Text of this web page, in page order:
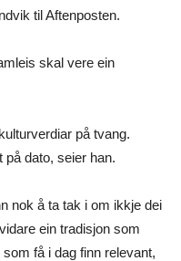
til Aftenposten.
skal vere ein
på tvang.
på dato, seier han.
nok å ta tak i om ikkje dei
ein tradisjon som
få i dag finn relevant,